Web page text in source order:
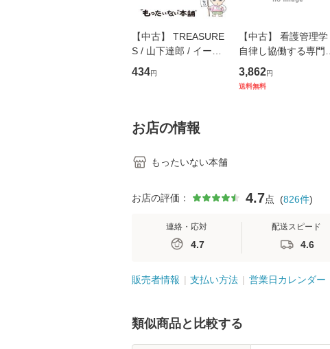
【中古】 TREASURE
S / 山下達郎 / イース
トウエスト・ジャパン
[CD]【メール便送料無
434円
【中古】 看護管理学
自律し協働する専門職
の看護マネジメントス
キル 改訂第3版 (看護
3,862円
送料無料
お店の情報
もったいない本舗
お店の評価： 4.7点 (826件)
連絡・応対
4.7
配送スピード
4.6
販売者情報 支払い方法 営業日カレンダー
類似商品と比較する